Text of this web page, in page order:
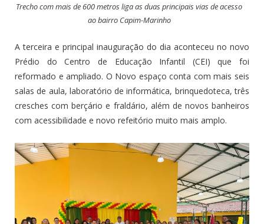
Trecho com mais de 600 metros liga as duas principais vias de acesso
ao bairro Capim-Marinho
A terceira e principal inauguração do dia aconteceu no novo
Prédio do Centro de Educação Infantil (CEI) que foi
reformado e ampliado. O Novo espaço conta com mais seis
salas de aula, laboratório de informática, brinquedoteca, três
cresches com berçário e fraldário, além de novos banheiros
com acessibilidade e novo refeitório muito mais amplo.